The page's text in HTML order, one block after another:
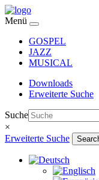
Menü
GOSPEL
JAZZ
MUSICAL
Downloads
Erweiterte Suche
Suche
×
Erweiterte Suche